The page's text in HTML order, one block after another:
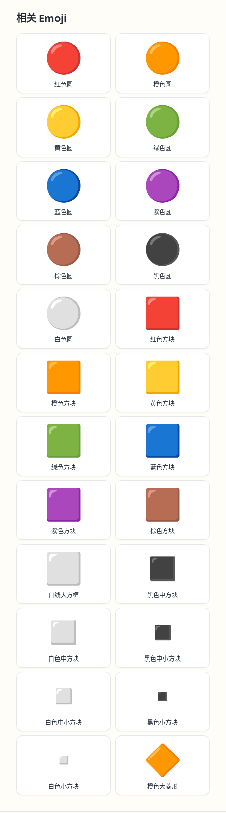
相关 Emoji
🔴
红色圆
🟠
橙色圆
🟡
黄色圆
🟢
绿色圆
🔵
蓝色圆
🟣
紫色圆
🟤
棕色圆
⚫️
黑色圆
⚪️
白色圆
🟥
红色方块
🟧
橙色方块
🟨
黄色方块
🟩
绿色方块
🟦
蓝色方块
🟪
紫色方块
🟫
棕色方块
⬜️
白线大方框
◼️
黑色中方块
◻️
白色中方块
◾️
黑色中小方块
◽️
白色中小方块
▪️
黑色小方块
▫️
白色小方块
🔶
橙色大菱形